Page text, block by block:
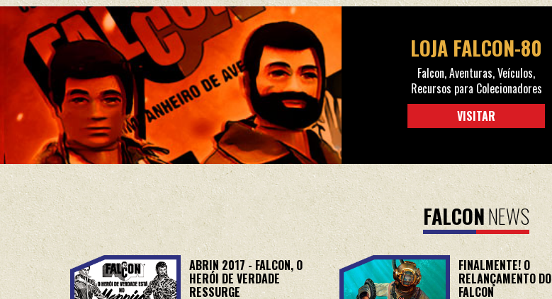
LOJA FALCON-80
Falcon, Aventuras, Veículos,
Recursos para Colecionadores
VISITAR
FALCONNEWS
ABRIN 2017 - FALCON, O
HERÓI DE VERDADE
RESSURGE
FINALMENTE! O
RELANÇAMENTO DO
FALCON